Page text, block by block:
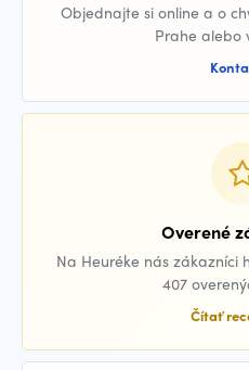
Objednajte si online a o
Prahe alebo
Overené
Na Heuréke nás
407
Čítať